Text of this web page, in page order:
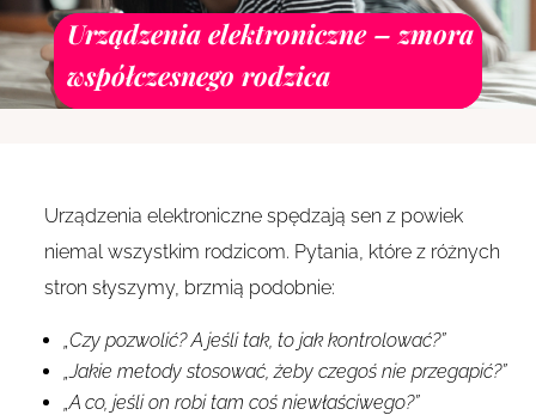
Urządzenia elektroniczne – zmora
współczesnego rodzica
Urządzenia elektroniczne spędzają sen z powiek
niemal wszystkim rodzicom. Pytania, które z różnych
stron słyszymy, brzmią podobnie:
„Czy pozwolić? A jeśli tak, to jak kontrolować?”
„Jakie metody stosować, żeby czegoś nie przegapić?”
„A co, jeśli on robi tam coś niewłaściwego?”